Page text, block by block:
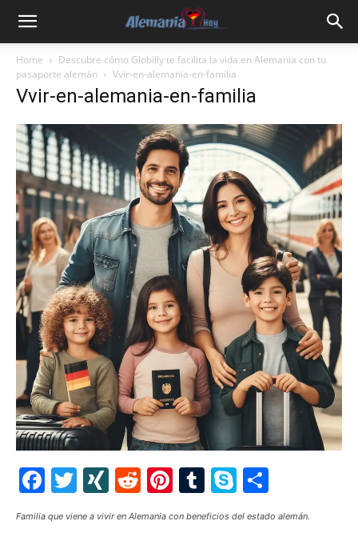
Home
Descubre cómo Globilly te facilita la vida en Alemania con tu
pasaporte alemán
Vvir-en-alemania-en-familia
Vvir-en-alemania-en-familia
Facebook
Twitter
XINGReddit
Pinterest
Tumblr
Skype
Familia que viene a vivir en Alemania con beneficios del estado alemán.